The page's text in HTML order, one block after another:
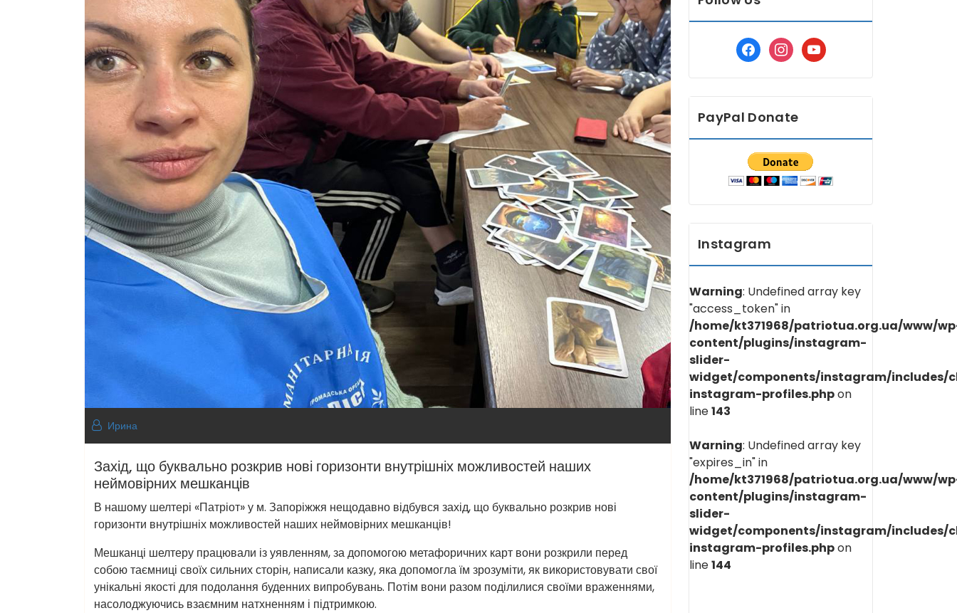
Ирина
Захід, що буквально розкрив нові горизонти внутрішніх можливостей наших
неймовірних мешканців
В нашому шелтері «Патріот» у м. Запоріжжя нещодавно відбувся захід, що буквально розкрив нові
горизонти внутрішніх можливостей наших неймовірних мешканців!
Мешканці шелтеру працювали із уявленням, за допомогою метафоричних карт вони розкрили перед
собою таємниці своїх сильних сторін, написали казку, яка допомогла їм зрозуміти, як використовувати свої
унікальні якості для подолання буденних випробувань. Потім вони разом поділилися своїми враженнями,
насолоджуючись взаємним натхненням і підтримкою.
facebookinstagram
youtube
PayPal Donate
Instagram
Warning: Undefined array key
"access_token" in
/home/kt371968/patriotua.org.ua/www/
content/plugins/instagram-
slider-
widget/components/instagram/includes/
instagram-profiles.phpon
line143
Warning: Undefined array key
"expires_in" in
/home/kt371968/patriotua.org.ua/www/
content/plugins/instagram-
slider-
widget/components/instagram/includes/
instagram-profiles.phpon
line144